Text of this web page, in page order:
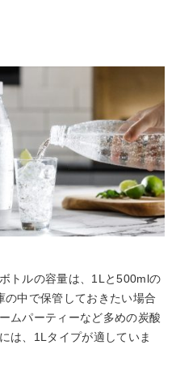
トルの容量は、1Lと500mlの
中で保管しておきたい場合
ムパーティーなど多めの炭酸
は、1Lタイプが適していま